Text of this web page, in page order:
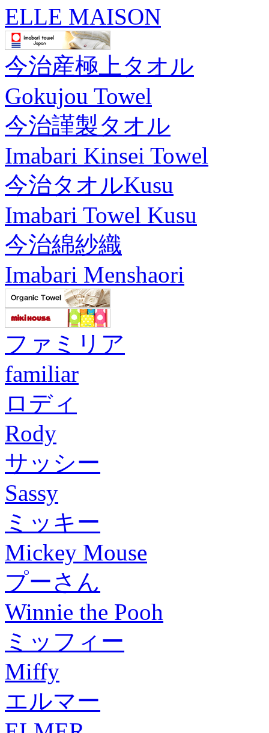
ELLE MAISON
今治産極上タオル
Gokujou Towel
今治謹製タオル
Imabari Kinsei Towel
今治タオルKusu
Imabari Towel Kusu
今治綿紗織
Imabari Menshaori
ファミリア
familiar
ロディ
Rody
サッシー
Sassy
ミッキー
Mickey Mouse
プーさん
Winnie the Pooh
ミッフィー
Miffy
エルマー